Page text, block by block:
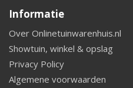
Informatie
Over Onlinetuinwarenhuis.nl
Showtuin, winkel & opslag
Privacy Policy
Algemene voorwaarden